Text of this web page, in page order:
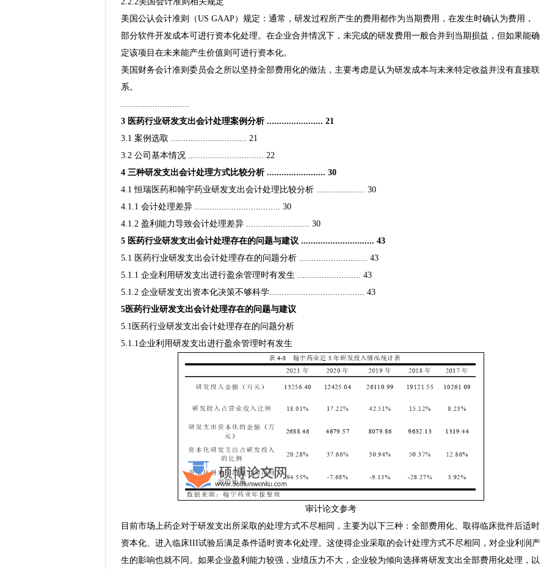
美国公认会计准则（US GAAP）规定：通常，研发过程所产生的费用都作为当期费用，在发生时确认为费用，
部分软件开发成本可进行资本化处理。在企业合并情况下，未完成的研发费用一般合并到当期损益，但如果能确
定该项目在未来能产生价值则可进行资本化。
美国财务会计准则委员会之所以坚持全部费用化的做法，主要考虑是认为研发成本与未来特定收益并没有直接联
系。
............................
3 医药行业研发支出会计处理案例分析 ....................... 21
3.1 案例选取 ............................... 21
3.2 公司基本情况 ............................... 22
4 三种研发支出会计处理方式比较分析 ........................ 30
4.1 恒瑞医药和翰宇药业研发支出会计处理比较分析 .................... 30
4.1.1 会计处理差异 ................................... 30
4.1.2 盈利能力导致会计处理差异 .......................... 30
5 医药行业研发支出会计处理存在的问题与建议 .............................. 43
5.1 医药行业研发支出会计处理存在的问题分析 ............................ 43
5.1.1 企业利用研发支出进行盈余管理时有发生 .......................... 43
5.1.2 企业研发支出资本化决策不够科学....................................... 43
5医药行业研发支出会计处理存在的问题与建议
5.1医药行业研发支出会计处理存在的问题分析
5.1.1企业利用研发支出进行盈余管理时有发生
审计论文参考
目前市场上药企对于研发支出所采取的处理方式不尽相同，主要为以下三种：全部费用化、取得临床批件后适时
资本化、进入临床III试验后满足条件适时资本化处理。这使得企业采取的会计处理方式不尽相同，对企业利润产
生的影响也就不同。如果企业盈利能力较强，业绩压力不大，企业较为倾向选择将研发支出全部费用化处理，以